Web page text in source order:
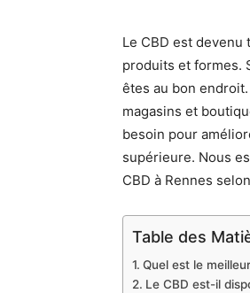
Le CBD est
produits et formes.
êtes au bon
magasins et
besoin pour
supérieure. Nous
CBD à Rennes
Table des
Quel est le
Le CBD est-il